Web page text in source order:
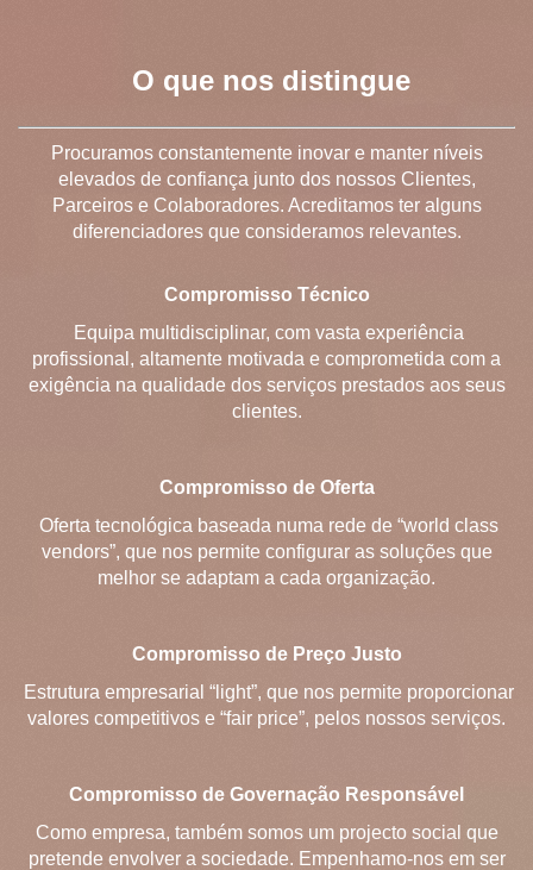
O que nos distingue
Procuramos constantemente inovar e manter níveis
elevados de confiança junto dos nossos Clientes,
Parceiros e Colaboradores. Acreditamos ter alguns
diferenciadores que consideramos relevantes.
Compromisso Técnico
Equipa multidisciplinar, com vasta experiência
profissional, altamente motivada e comprometida com a
exigência na qualidade dos serviços prestados aos seus
clientes.
Compromisso de Oferta
Oferta tecnológica baseada numa rede de “world class
vendors”, que nos permite configurar as soluções que
melhor se adaptam a cada organização.
Compromisso de Preço Justo
Estrutura empresarial “light”, que nos permite proporcionar
valores competitivos e “fair price”, pelos nossos serviços.
Compromisso de Governação Responsável
Como empresa, também somos um projecto social que
pretende envolver a sociedade. Empenhamo-nos em ser